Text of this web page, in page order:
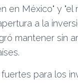
en México y el
a la
mantener sin
para los